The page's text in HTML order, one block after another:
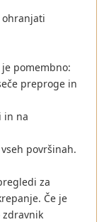
ohranjati
pomembno:
preproge in
in na
površinah.
za
Če je
zdravnik